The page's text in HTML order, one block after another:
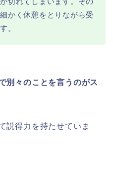
かく休憩をとりながら受
。
別々のことを言うのがス
説得力を持たせていま